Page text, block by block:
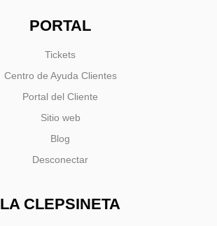
PORTAL
Tickets
Centro de Ayuda Clientes
Portal del Cliente
Sitio web
Blog
Desconectar
LA CLEPSINETA